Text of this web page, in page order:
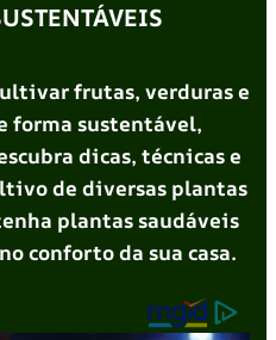
frutas, verduras e
forma sustentável,
dicas, técnicas e
de diversas plantas
plantas saudáveis
conforto da sua casa.